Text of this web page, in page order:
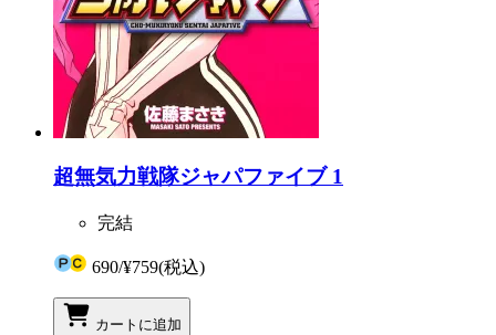
超無気力戦隊ジャパファイブ 1
完結
690/¥759(税込)
カートに追加